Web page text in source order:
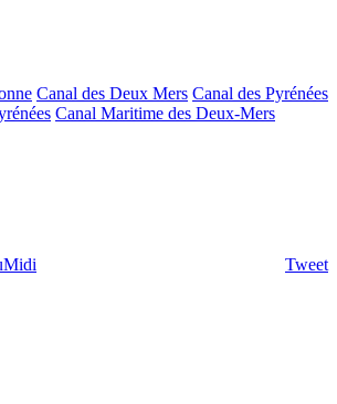
Canal des Deux Mers Canal des Pyrénées
Canal Maritime des Deux-Mers
Tweet